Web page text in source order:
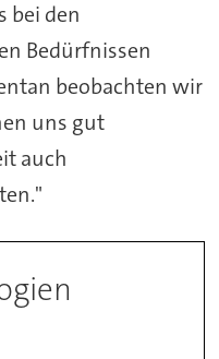
bei den
Bedürfnissen
beobachten wir
uns gut
auch